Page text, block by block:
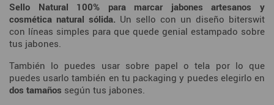
Sello Natural 100% para marcar jabones artesanos y
cosmética natural sólida. Un sello con un diseño biterswit
con líneas simples para que quede genial estampado sobre
tus jabones.
También lo puedes usar sobre papel o tela por lo que
puedes usarlo también en tu packaging y puedes elegirlo en
dos tamaños según tus jabones.